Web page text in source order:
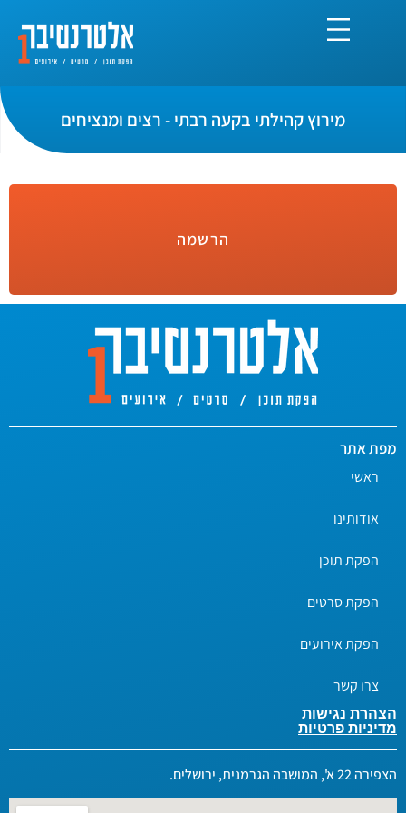
מירוץ קהילתי בקעה רבתי - רצים ומנציחים
הרשמה
מפת אתר
ראשי
אודותינו
הפקת תוכן
הפקת סרטים
הפקת אירועים
צרו קשר
הצהרת נגישות
מדיניות פרטיות
הצפירה 22 א', המושבה הגרמנית, ירושלים.